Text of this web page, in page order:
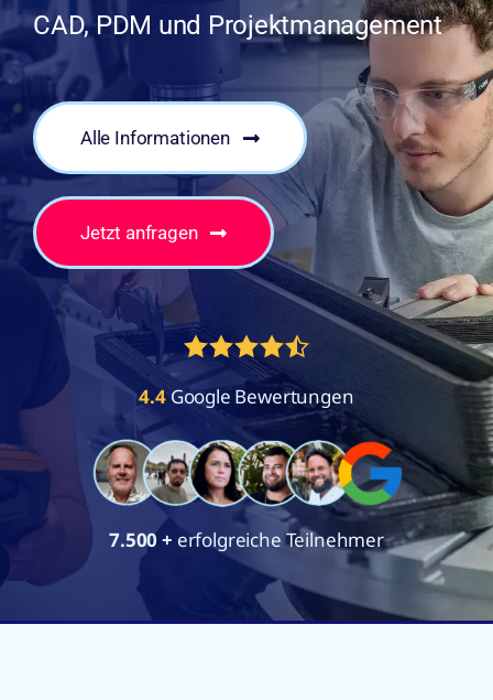
CAD, PDM und Projektmanagement
Alle Informationen
Jetzt anfragen
4.4Google Bewertungen
7.500+ erfolgreiche Teilnehmer